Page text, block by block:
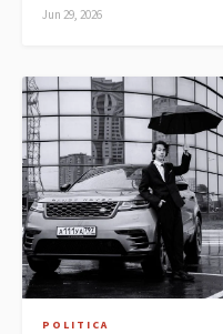
Jun 29, 2026
POLITICA